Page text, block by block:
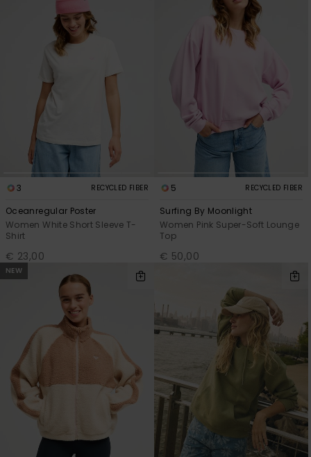
3 RECYCLED FIBER
Oceanregular Poster
Women White Short Sleeve T-
Shirt
€ 23,00
5 RECYCLED FIBER
Surfing By Moonlight
Women Pink Super-Soft Lounge
Top
€ 50,00
NEW